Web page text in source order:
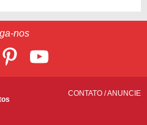
nos
CONTATO /ANUNCIE